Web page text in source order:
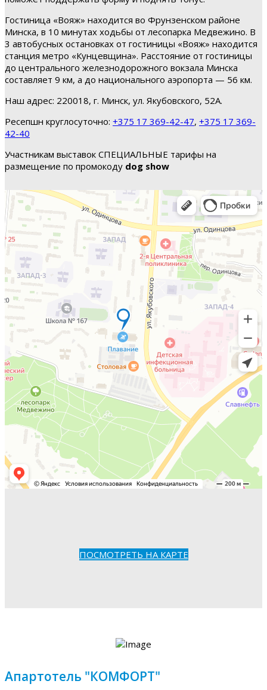
Гостиница «Вояж» находится во Фрунзенском районе
Минска, в 10 минутах ходьбы от лесопарка Медвежино. В
3 автобусных остановках от гостиницы «Вояж» находится
станция метро «Кунцевщина». Расстояние от гостиницы
до центрального железнодорожного вокзала Минска
составляет 9 км, а до национального аэропорта — 56 км.
Наш адрес: 220018, г. Минск, ул. Якубовского, 52А.
Ресепшн круглосуточно: +375 17 369-42-47, +375 17 369-
42-40
Участникам выставок СПЕЦИАЛЬНЫЕ тарифы на
размещение по промокоду dog show
ПОСМОТРЕТЬ НА КАРТЕ
Апартотель "КОМФОРТ"